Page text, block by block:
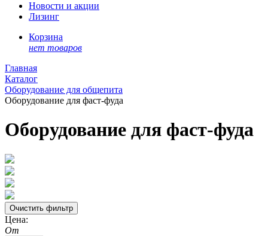
Новости и акции
Лизинг
Корзина
нет товаров
Главная
Каталог
Оборудование для общепита
Оборудование для фаст-фуда
Оборудование для фаст-фуда
Цена:
От